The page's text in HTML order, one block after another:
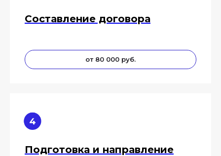
Составление договора
от 80 000 руб.
Подготовка и направление